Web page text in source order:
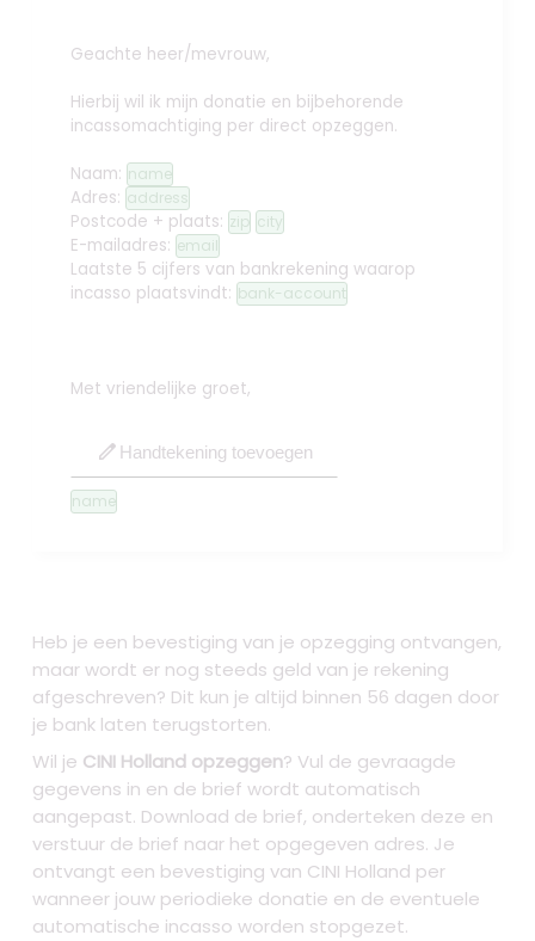
Geachte heer/mevrouw,
Hierbij wil ik mijn donatie en bijbehorende
incassomachtiging per direct opzeggen.
Naam: name
Adres: address
Postcode + plaats: zip city
E-mailadres: email
Laatste 5 cijfers van bankrekening waarop
incasso plaatsvindt: bank-account
Met vriendelijke groet,
edit Handtekening toevoegen
name
Heb je een bevestiging van je opzegging ontvangen,
maar wordt er nog steeds geld van je rekening
afgeschreven? Dit kun je altijd binnen 56 dagen door
je bank laten terugstorten.
Wil je CINI Holland opzeggen? Vul de gevraagde
gegevens in en de brief wordt automatisch
aangepast. Download de brief, onderteken deze en
verstuur de brief naar het opgegeven adres. Je
ontvangt een bevestiging van CINI Holland per
wanneer jouw periodieke donatie en de eventuele
automatische incasso worden stopgezet.